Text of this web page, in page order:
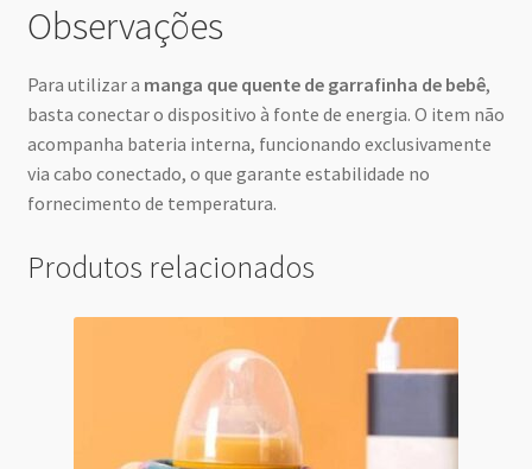
Observações
Para utilizar a manga que quente de garrafinha de bebê,
basta conectar o dispositivo à fonte de energia. O item não
acompanha bateria interna, funcionando exclusivamente
via cabo conectado, o que garante estabilidade no
fornecimento de temperatura.
Produtos relacionados